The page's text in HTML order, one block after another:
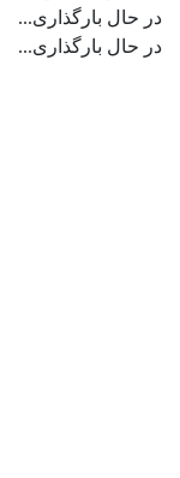
در حال بارگذاری...
در حال بارگذاری...